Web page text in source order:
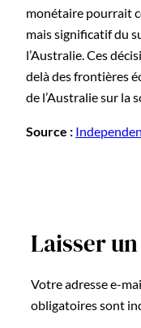
monétaire pourrait
mais significatif du
l’Australie. Ces
delà des frontières
de l’Australie sur la
Source :
Laisser
Votre adresse e-
obligatoires sont